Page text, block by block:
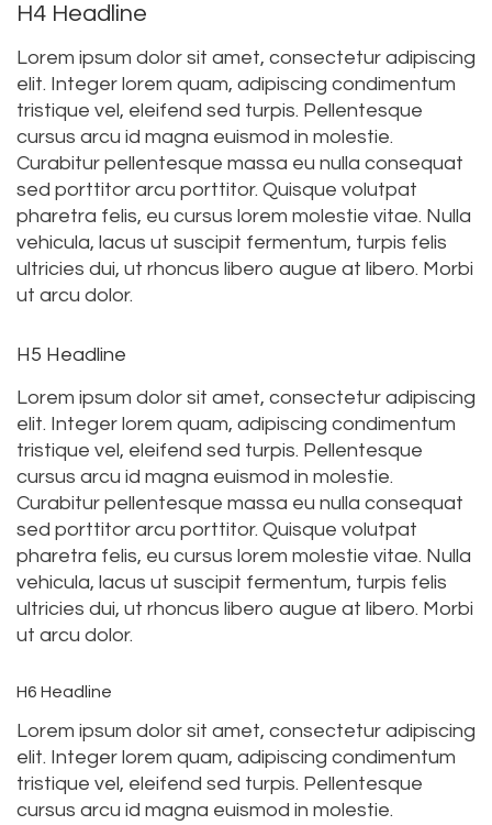
H4 Headline
Lorem ipsum dolor sit amet, consectetur adipiscing
elit. Integer lorem quam, adipiscing condimentum
tristique vel, eleifend sed turpis. Pellentesque
cursus arcu id magna euismod in molestie.
Curabitur pellentesque massa eu nulla consequat
sed porttitor arcu porttitor. Quisque volutpat
pharetra felis, eu cursus lorem molestie vitae. Nulla
vehicula, lacus ut suscipit fermentum, turpis felis
ultricies dui, ut rhoncus libero augue at libero. Morbi
ut arcu dolor.
H5 Headline
Lorem ipsum dolor sit amet, consectetur adipiscing
elit. Integer lorem quam, adipiscing condimentum
tristique vel, eleifend sed turpis. Pellentesque
cursus arcu id magna euismod in molestie.
Curabitur pellentesque massa eu nulla consequat
sed porttitor arcu porttitor. Quisque volutpat
pharetra felis, eu cursus lorem molestie vitae. Nulla
vehicula, lacus ut suscipit fermentum, turpis felis
ultricies dui, ut rhoncus libero augue at libero. Morbi
ut arcu dolor.
H6 Headline
Lorem ipsum dolor sit amet, consectetur adipiscing
elit. Integer lorem quam, adipiscing condimentum
tristique vel, eleifend sed turpis. Pellentesque
cursus arcu id magna euismod in molestie.